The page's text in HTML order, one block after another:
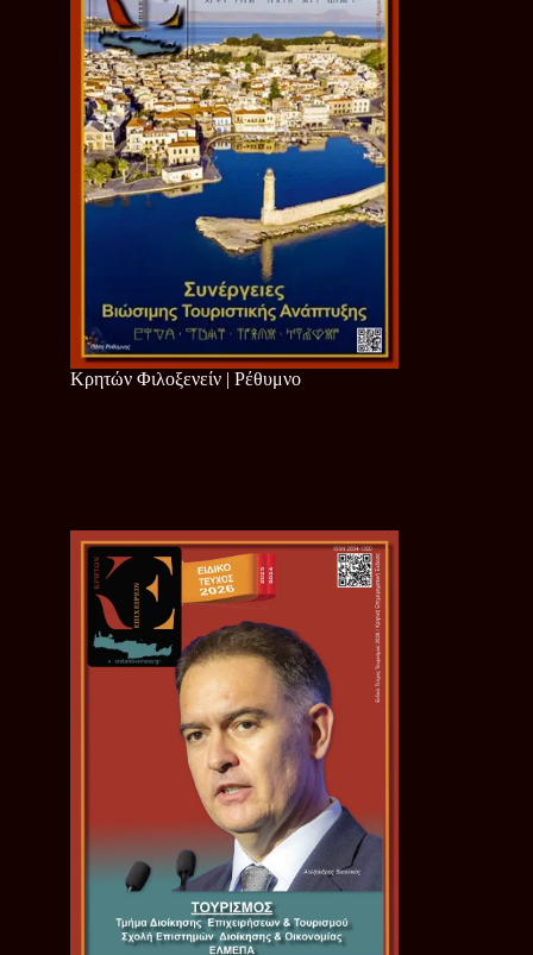
Κρητών Φιλοξενείν | Ρέθυμνο